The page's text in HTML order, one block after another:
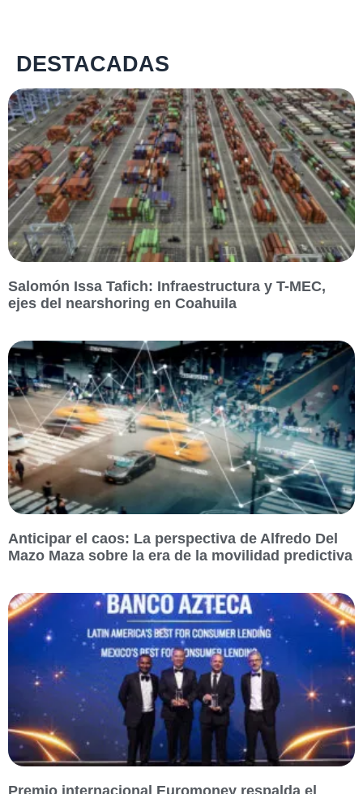
DESTACADAS
Salomón Issa Tafich: Infraestructura y T-MEC,
ejes del nearshoring en Coahuila
Anticipar el caos: La perspectiva de Alfredo Del
Mazo Maza sobre la era de la movilidad predictiva
Premio internacional Euromoney respalda el